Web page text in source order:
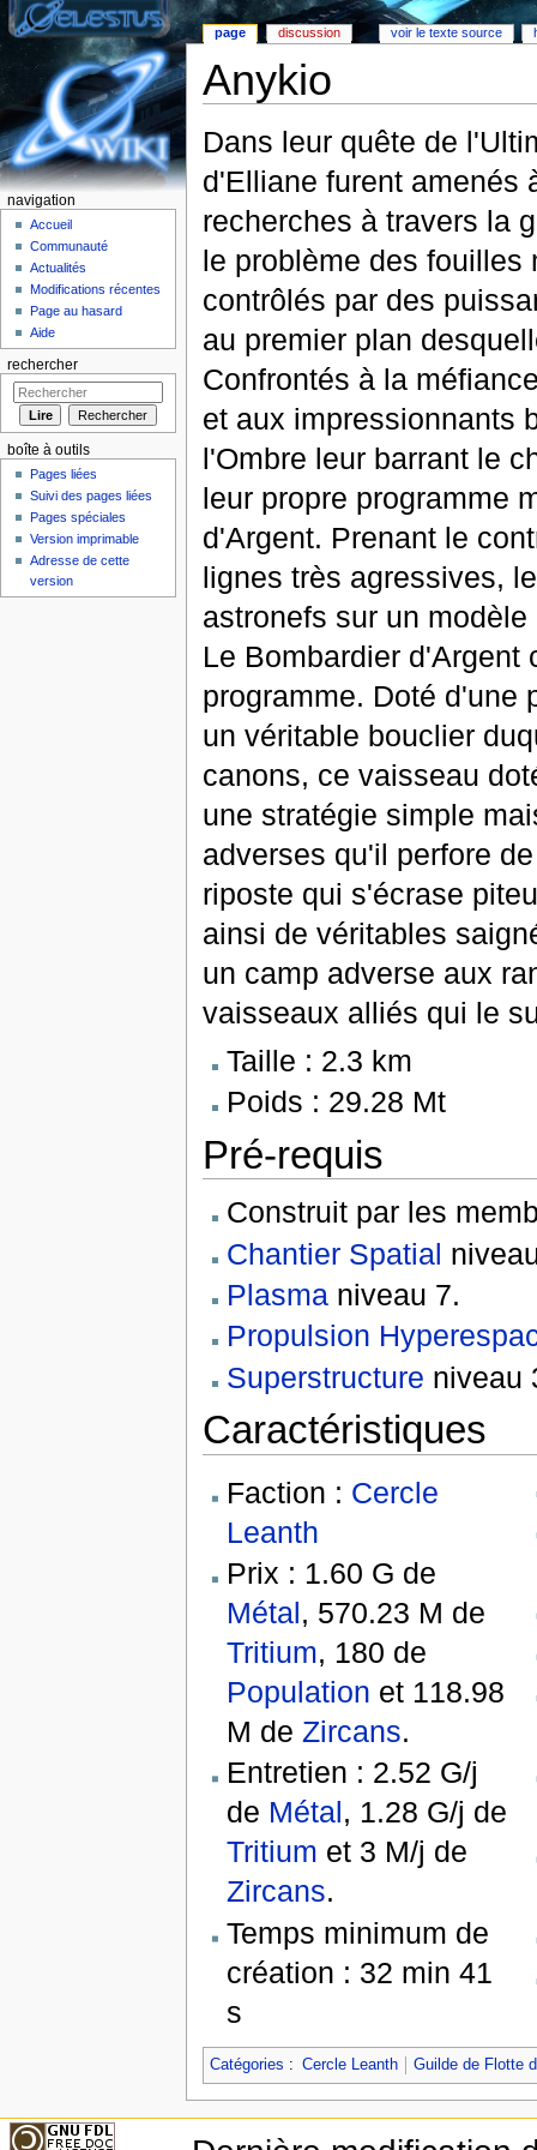
Anykio
Dans leur quête de
d'Elliane furent amenés
recherches à travers la
le problème des fouilles
contrôlés par des
au premier plan
Confrontés à la
et aux impressionnants
l'Ombre leur barrant le
leur propre programme
d'Argent. Prenant le
lignes très agressives,
astronefs sur un
Le Bombardier d'Argent
programme. Doté d'une
un véritable bouclier
canons, ce vaisseau
une stratégie simple
adverses qu'il perfore
riposte qui s'écrase
ainsi de véritables
un camp adverse aux
vaisseaux alliés qui le
Taille : 2.3 km
Poids : 29.28 Mt
Pré-requis
Construit par les
Chantier Spatial
Plasmaniveau 7.
Propulsion
Superstructure niveau
Caractéristiques
Faction : Cercle
Leanth
Prix : 1.60 G de
Métal, 570.23 M de
Tritium
, 180 de
Population et 118.98
M de Zircans.
Entretien : 2.52 G/j
de Métal, 1.28 G/j de
Tritium et 3 M/j de
Zircans.
Temps minimum de
création : 32 min 41
s
Catégories : Cercle Leanth Guilde de Flotte
page discussion voir le texte source
navigation
Accueil
Communauté
Actualités
Modifications récentes
Page au hasard
Aide
rechercher
boîte à outils
Pages liées
Suivi des pages liées
Pages spéciales
Version imprimable
Adresse de cette
version